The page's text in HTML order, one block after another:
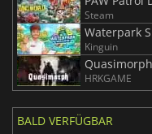
Steam
Waterpark
Kinguin
Quasimorph
HRKGAME
BALD VERFÜGBAR